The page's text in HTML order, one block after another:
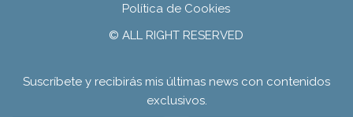
Política de Cookies
© ALL RIGHT RESERVED
Suscríbete y recibirás mis últimas news con contenidos
exclusivos.